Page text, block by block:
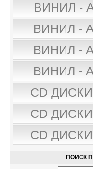
ВИНИЛ -
ВИНИЛ -
ВИНИЛ -
ВИНИЛ -
CD
CD
CD
ПОИСК